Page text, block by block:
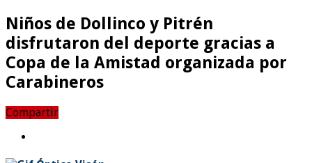
Niños de Dollinco y Pitrén
disfrutaron del deporte gracias a
Copa de la Amistad organizada por
Carabineros
Compartir